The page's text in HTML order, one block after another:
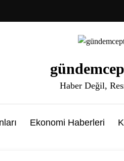
Haber Değil,
Ekonomi Haberleri